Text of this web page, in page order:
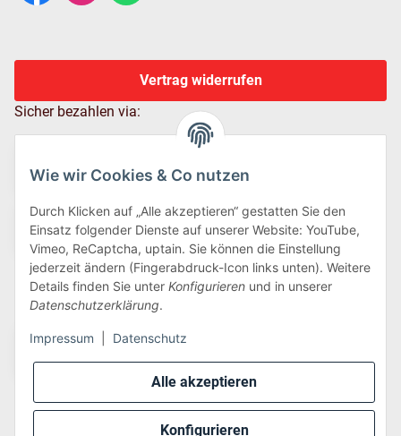
Alle akzeptieren
Konfigurieren
Wie wir Cookies & Co nutzen
Durch Klicken auf „Alle akzeptieren“ gestatten Sie den
Einsatz folgender Dienste auf unserer Website: YouTube,
Vimeo, ReCaptcha, uptain. Sie können die Einstellung
jederzeit ändern (Fingerabdruck-Icon links unten). Weitere
Details finden Sie unter Konfigurieren und in unserer
Datenschutzerklärung.
Impressum Datenschutz
Vertrag widerrufen
Sicher bezahlen via:
Wir versenden via: